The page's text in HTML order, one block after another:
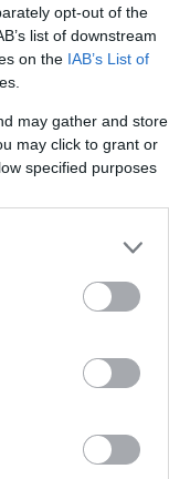
opt-out of the
list of downstream
on the IAB’s List of
may gather and store
may click to grant or
specified purposes